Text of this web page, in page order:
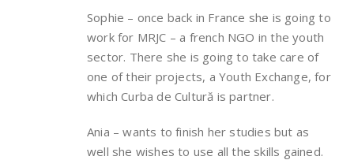
Sophie – once back in France she is going to
work for MRJC – a french NGO in the youth
sector. There she is going to take care of
one of their projects, a Youth Exchange, for
which Curba de Cultură is partner.
Ania – wants to finish her studies but as
well she wishes to use all the skills gained.